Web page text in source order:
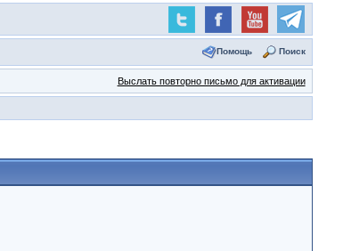
Помощь Поиск
Выслать повторно письмо для активации